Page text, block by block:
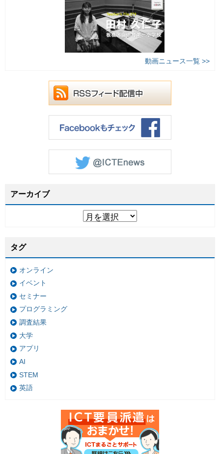
動画ニュース一覧 >>
アーカイブ
タグ
オンライン
イベント
セミナー
プログラミング
調査結果
大学
アプリ
AI
STEM
英語